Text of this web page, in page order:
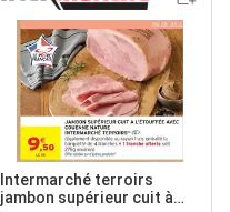
Intermarché terroirs
jambon supérieur cuit à